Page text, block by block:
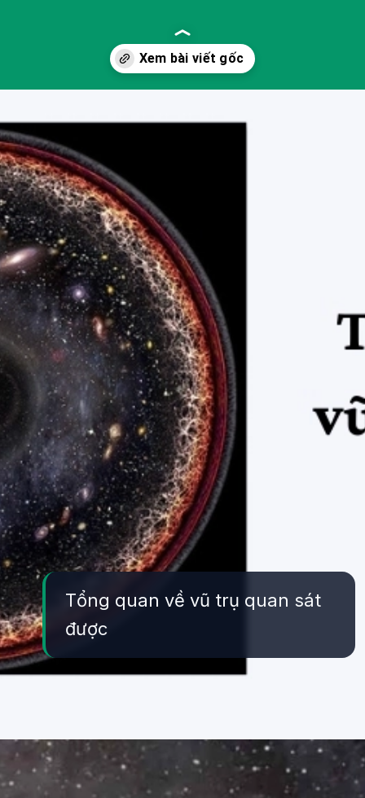
Tổng quan về vũ trụ quan sát
được
Đang mở